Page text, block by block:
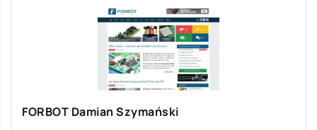
FORBOT Damian Szymański